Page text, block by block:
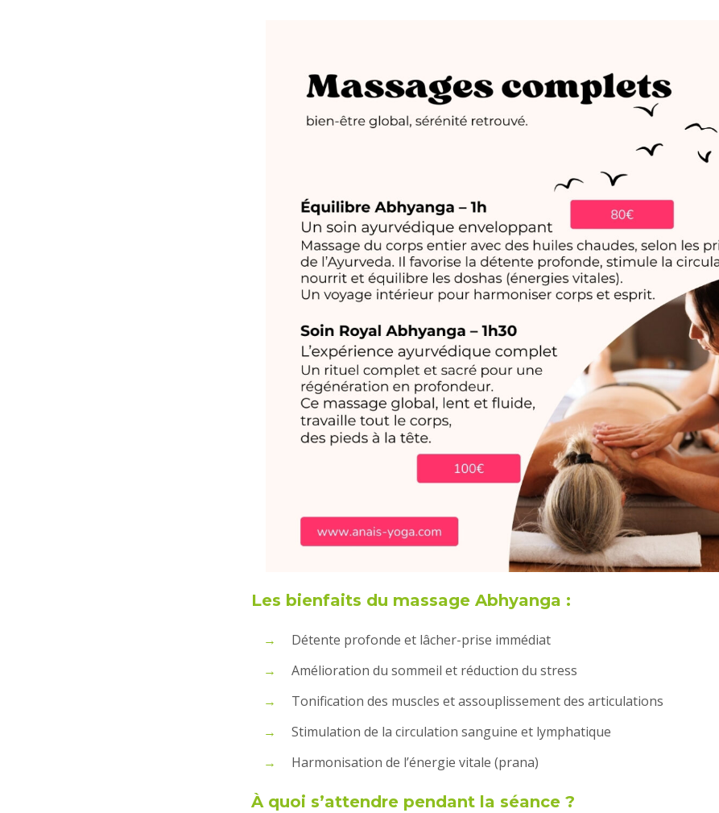
Les bienfaits du massage Abhyanga :
Détente profonde et lâcher-prise immédiat
Amélioration du sommeil et réduction du stress
Tonification des muscles et assouplissement des articulations
Stimulation de la circulation sanguine et lymphatique
Harmonisation de l’énergie vitale (prana)
À quoi s’attendre pendant la séance ?